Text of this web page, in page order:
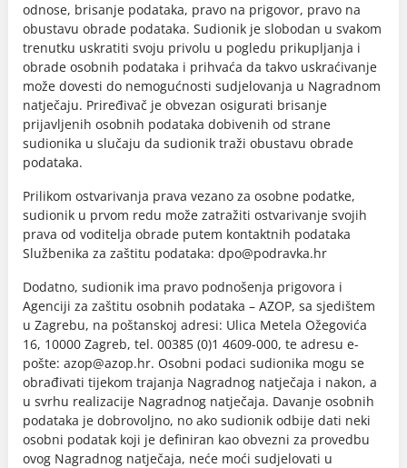
odnose, brisanje podataka, pravo na prigovor, pravo na
obustavu obrade podataka. Sudionik je slobodan u svakom
trenutku uskratiti svoju privolu u pogledu prikupljanja i
obrade osobnih podataka i prihvaća da takvo uskraćivanje
može dovesti do nemogućnosti sudjelovanja u Nagradnom
natječaju. Priređivač je obvezan osigurati brisanje
prijavljenih osobnih podataka dobivenih od strane
sudionika u slučaju da sudionik traži obustavu obrade
podataka.
Prilikom ostvarivanja prava vezano za osobne podatke,
sudionik u prvom redu može zatražiti ostvarivanje svojih
prava od voditelja obrade putem kontaktnih podataka
Službenika za zaštitu podataka: dpo@podravka.hr
Dodatno, sudionik ima pravo podnošenja prigovora i
Agenciji za zaštitu osobnih podataka – AZOP, sa sjedištem
u Zagrebu, na poštanskoj adresi: Ulica Metela Ožegovića
16, 10000 Zagreb, tel. 00385 (0)1 4609-000, te adresu e-
pošte: azop@azop.hr. Osobni podaci sudionika mogu se
obrađivati tijekom trajanja Nagradnog natječaja i nakon, a
u svrhu realizacije Nagradnog natječaja. Davanje osobnih
podataka je dobrovoljno, no ako sudionik odbije dati neki
osobni podatak koji je definiran kao obvezni za provedbu
ovog Nagradnog natječaja, neće moći sudjelovati u